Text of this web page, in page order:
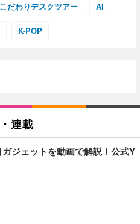
こだわりデスクツアー AI
K-POP
連載
ガジェットを動画で解説！公式Y